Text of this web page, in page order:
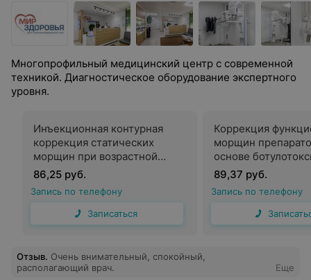
Многопрофильный медицинский центр с современной
техникой. Диагностическое оборудование экспертного
уровня.
Инъекционная контурная
коррекция статических
морщин при возрастной
атрофии кожи лица
86,25 руб.
Запись по телефону
Записаться
Коррекция
морщин
основе
89,37 руб.
Запись по телефону
Отзыв. Очень внимательный, спокойный,
располагающий врач.
Еще